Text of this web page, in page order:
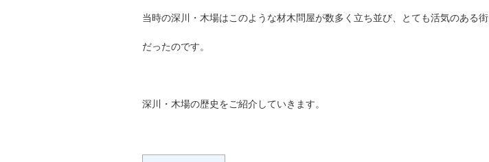
当時の深川・木場はこのような材木問屋が数多く立ち並び、とても活気のある街
だったのです。
深川・木場の歴史をご紹介していきます。